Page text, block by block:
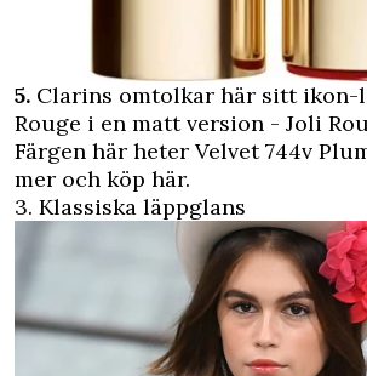
5. Clarins omtolkar här sitt ikon-
Rouge i en matt version - Joli
Färgen här heter Velvet 744v
mer och köp här.
3. Klassiska läppglans